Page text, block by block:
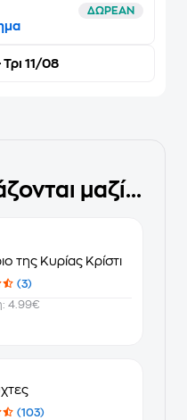
ΔΩΡΕΑΝ
11/08
μαζί...
της Κυρίας Κρίστι
(3)
4.99€
(103)